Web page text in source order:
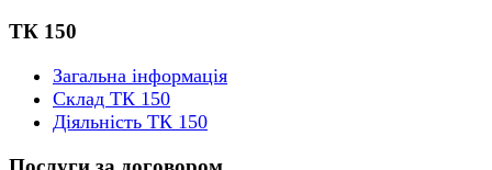
ТК 150
Загальна інформація
Склад ТК 150
Діяльність ТК 150